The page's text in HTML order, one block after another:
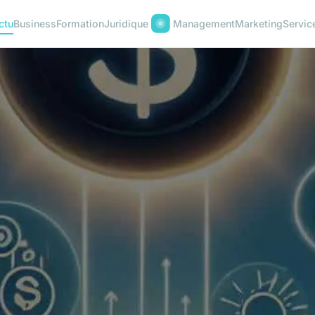
BusinessFormationJuridique ManagementMarketing